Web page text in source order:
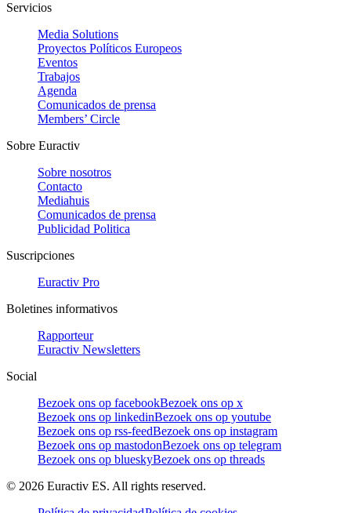
Servicios
Media Solutions
Proyectos Políticos Europeos
Eventos
Trabajos
Agenda
Comunicados de prensa
Members’ Circle
Sobre Euractiv
Sobre nosotros
Contacto
Mediahuis
Comunicados de prensa
Publicidad Politica
Suscripciones
Euractiv Pro
Boletines informativos
Rapporteur
Euractiv Newsletters
Social
Bezoek ons op facebookBezoek ons op x
Bezoek ons op linkedinBezoek ons op youtube
Bezoek ons op rss-feedBezoek ons op instagram
Bezoek ons op mastodonBezoek ons op telegram
Bezoek ons op blueskyBezoek ons op threads
© 2026 Euractiv ES. All rights reserved.